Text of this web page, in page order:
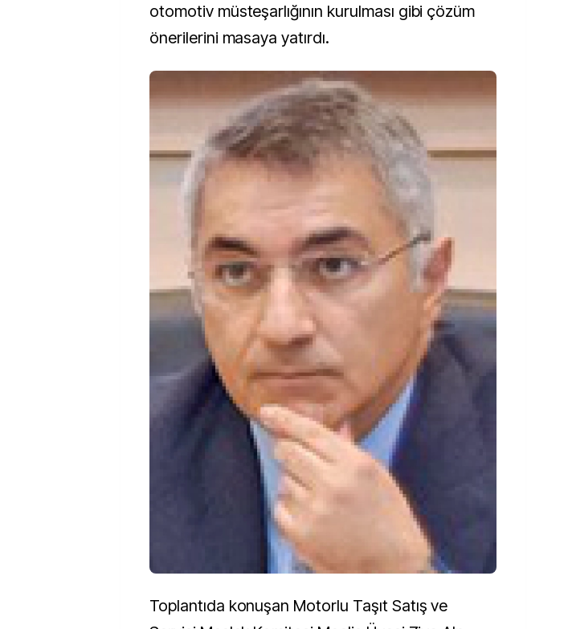
otomotiv müsteşarlığının kurulması gibi çözüm
önerilerini masaya yatırdı.
Toplantıda konuşan Motorlu Taşıt Satış ve